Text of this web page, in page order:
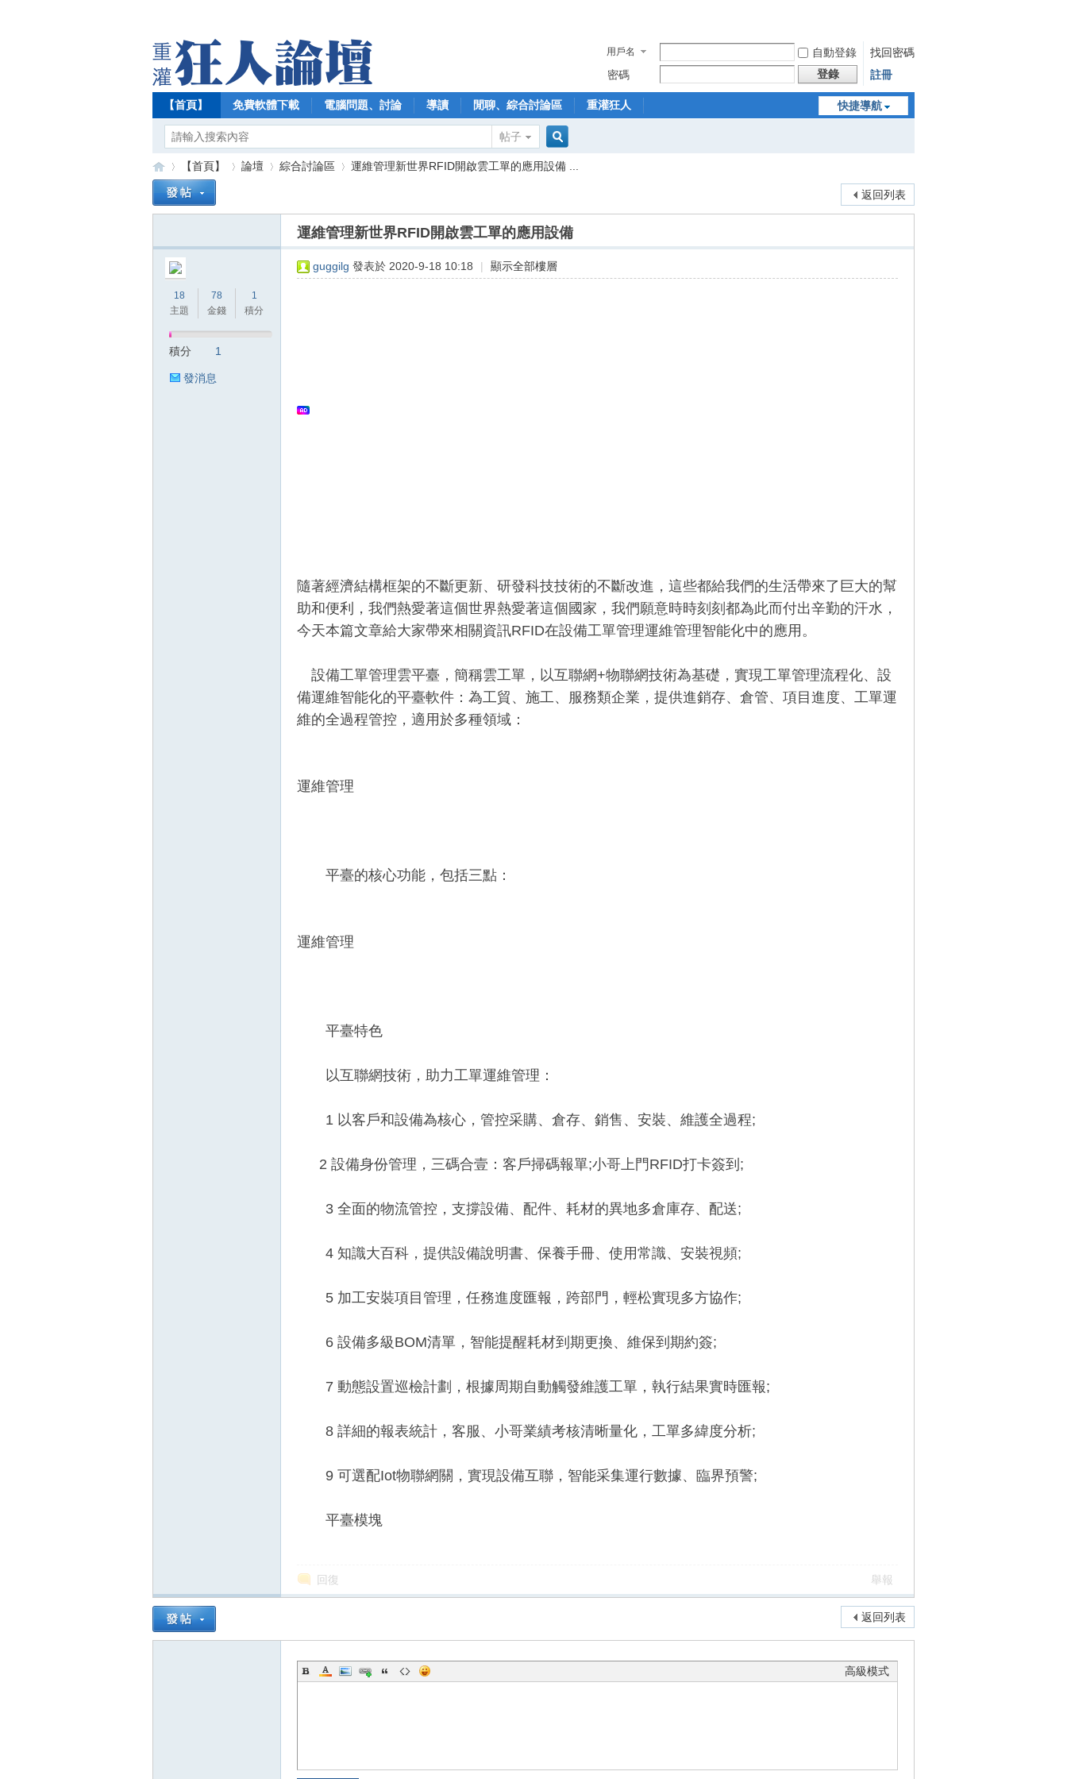
用戶名 自動登錄
找回密碼
密碼
登錄 註冊
快捷導航
【首頁】 免費軟體下載 電腦問題、討論 導讀 閒聊、綜合討論區 重灌狂人
帖子
搜
索
【首頁】 論壇 綜合討論區
›
運維管理新世界RFID開啟雲工單的應用設備 ...
返回列表
運維管理新世界RFID開啟雲工單的應用設備
18
主題
78
金錢
1
積分
積分 1
發消息
guggilg 發表於 2020-9-18 10:18 | 顯示全部樓層
隨著經濟結構框架的不斷更新、研發科技技術的不斷改進，這些都給我們的生活帶來了巨大的幫
助和便利，我們熱愛著這個世界熱愛著這個國家，我們願意時時刻刻都為此而付出辛勤的汗水，
今天本篇文章給大家帶來相關資訊RFID在設備工單管理運維管理智能化中的應用。
設備工單管理雲平臺，簡稱雲工單，以互聯網+物聯網技術為基礎，實現工單管理流程化、設
備運維智能化的平臺軟件：為工貿、施工、服務類企業，提供進銷存、倉管、項目進度、工單運
維的全過程管控，適用於多種領域：
運維管理
平臺的核心功能，包括三點：
運維管理
平臺特色
以互聯網技術，助力工單運維管理：
1 以客戶和設備為核心，管控采購、倉存、銷售、安裝、維護全過程;
2 設備身份管理，三碼合壹：客戶掃碼報單;小哥上門RFID打卡簽到;
3 全面的物流管控，支撐設備、配件、耗材的異地多倉庫存、配送;
4 知識大百科，提供設備說明書、保養手冊、使用常識、安裝視頻;
5 加工安裝項目管理，任務進度匯報，跨部門，輕松實現多方協作;
6 設備多級BOM清單，智能提醒耗材到期更換、維保到期約簽;
7 動態設置巡檢計劃，根據周期自動觸發維護工單，執行結果實時匯報;
8 詳細的報表統計，客服、小哥業績考核清晰量化，工單多緯度分析;
9 可選配Iot物聯網關，實現設備互聯，智能采集運行數據、臨界預警;
平臺模塊
回復 舉報
返回列表
高級模式